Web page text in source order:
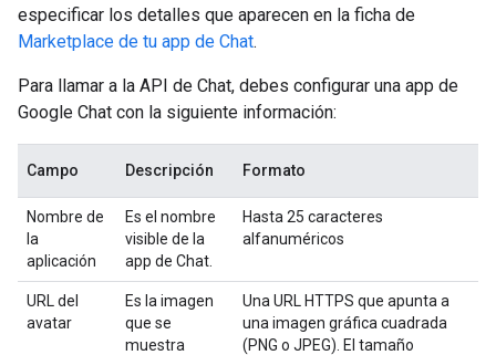
especificar los detalles que aparecen en la ficha de
Marketplace de tu app de Chat.
Para llamar a la API de Chat, debes configurar una app de
Google Chat con la siguiente información:
Campo Descripción Formato
Nombre de
la
aplicación
Es el nombre
visible de la
app de Chat.
Hasta 25 caracteres
alfanuméricos
URL del
avatar
Es la imagen
que se
muestra
Una URL HTTPS que apunta a
una imagen gráfica cuadrada
(PNG o JPEG). El tamaño